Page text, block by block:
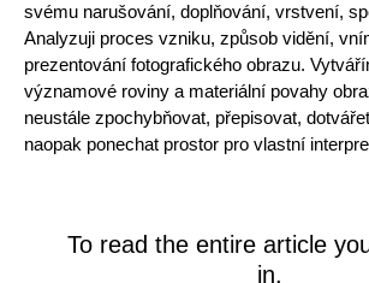
svému narušování, doplňování, vrstvení,
Analyzuji proces vzniku, způsob vidění,
prezentování fotografického obrazu.
významové roviny a materiální povahy
neustále zpochybňovat, přepisovat,
naopak ponechat prostor pro vlastní
To read the entire article
in.